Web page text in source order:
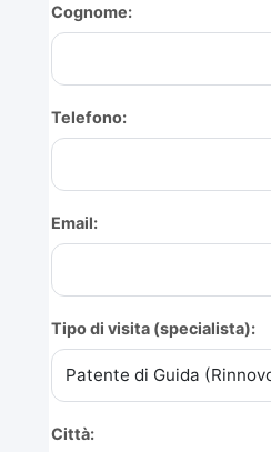
Cognome:
Telefono:
Email:
Tipo di visita (specialista):
Città: